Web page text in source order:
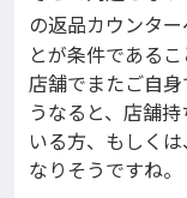
の返品カウンター
とが条件である
店舗でまたご自
うなると、店舗
いる方、もしく
なりそうですね。